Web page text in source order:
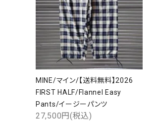
MINE/マイン/【送料無料】2026
FIRST HALF/Flannel Easy
Pants/イージーパンツ
27,500円(税込)